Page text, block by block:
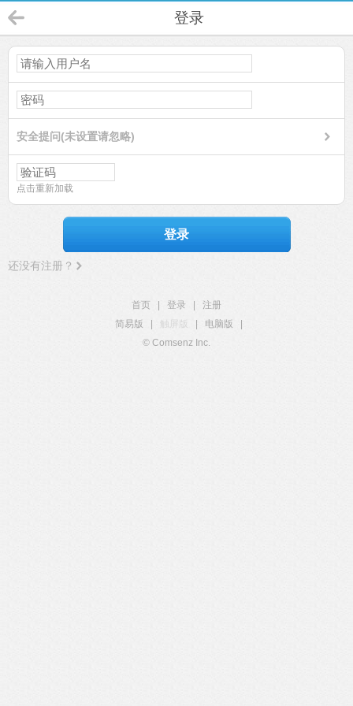
登录
安全提问(未设置请忽略)
点击重新加载
登录
还没有注册？
首页 登录
注册
简易版
触屏版 电脑版
© Comsenz Inc.